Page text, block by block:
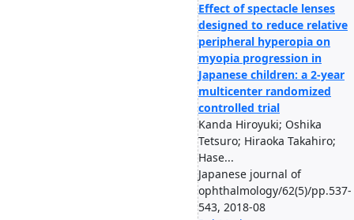
Effect of spectacle lenses
designed to reduce relative
peripheral hyperopia on
myopia progression in
Japanese children: a 2-year
multicenter randomized
controlled trial
Kanda Hiroyuki; Oshika
Tetsuro; Hiraoka Takahiro;
Hase...
Japanese journal of
ophthalmology/62(5)/pp.537-
543, 2018-08